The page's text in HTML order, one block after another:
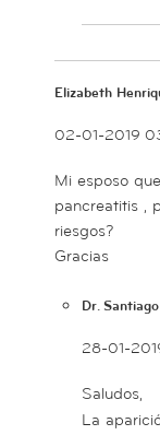
Elizabeth
02-01-2019
Mi esposo
pancreatitis ,
riesgos?
Gracias
Dr.
28-01-
Saludos,
La